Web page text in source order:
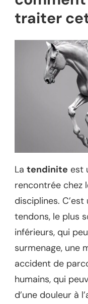
traiter
La tendinite est
rencontrée chez
disciplines.
tendons, le plus
inférieurs, qui
surmenage, une
accident de
humains, qui
d’une douleur à